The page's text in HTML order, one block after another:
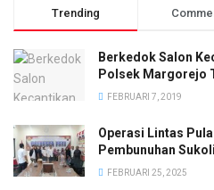
Trending
Berkedok Salon
Polsek Margorejo
FEBRUARI 7, 2019
Operasi Lintas
Pembunuhan
FEBRUARI 25, 2025